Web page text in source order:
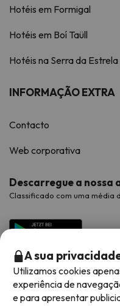
Hotéis em Formigal
Hotéis em Boí Taüll
Hotéis na Serra da Estrela
INFORMAÇÃO EXTRA
Contacto
Web corporativa
Descarregue a nossa
Classificado com uma média
A sua
Utilizamos cookies
experiência de
e para apresentar